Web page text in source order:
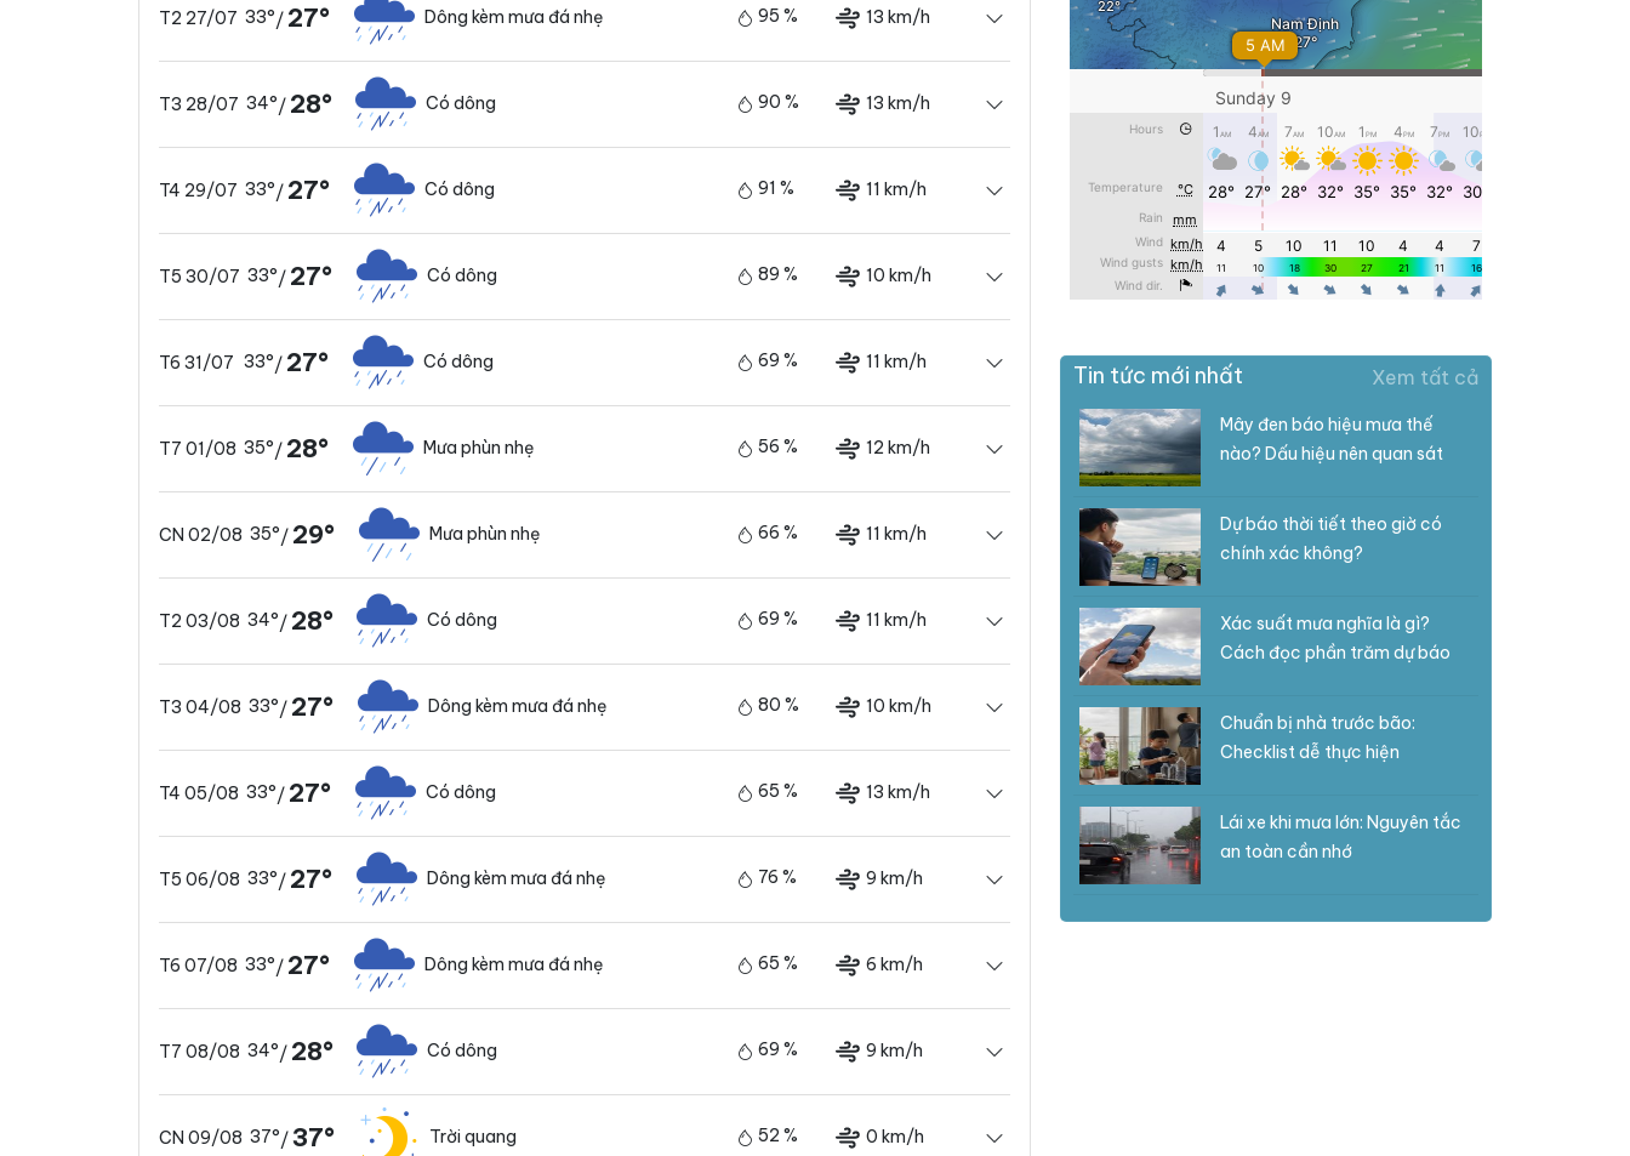
T2 27/07 33°/ 27° Dông kèm mưa đá nhẹ 95 % 13 km/h
T3 28/07 34°/ 28° Có dông 90 % 13 km/h
T4 29/07 33°/ 27° Có dông 91 % 11 km/h
T5 30/07 33°/ 27° Có dông 89 % 10 km/h
T6 31/07 33°/ 27° Có dông 69 % 11 km/h
T7 01/08 35°/ 28° Mưa phùn nhẹ 56 % 12 km/h
CN 02/08 35°/ 29° Mưa phùn nhẹ 66 % 11 km/h
T2 03/08 34°/ 28° Có dông 69 % 11 km/h
T3 04/08 33°/ 27° Dông kèm mưa đá nhẹ 80 % 10 km/h
T4 05/08 33°/ 27° Có dông 65 % 13 km/h
T5 06/08 33°/ 27° Dông kèm mưa đá nhẹ 76 % 9 km/h
T6 07/08 33°/ 27° Dông kèm mưa đá nhẹ 65 % 6 km/h
T7 08/08 34°/ 28° Có dông 69 % 9 km/h
CN 09/08 37°/37° Trời quang 52 % 0 km/h
Tin tức mới nhất Xem tất cả
Mây đen báo hiệu mưa thế
nào? Dấu hiệu nên quan sát
Dự báo thời tiết theo giờ có
chính xác không?
Xác suất mưa nghĩa là gì?
Cách đọc phần trăm dự báo
Chuẩn bị nhà trước bão:
Checklist dễ thực hiện
Lái xe khi mưa lớn: Nguyên tắc
an toàn cần nhớ